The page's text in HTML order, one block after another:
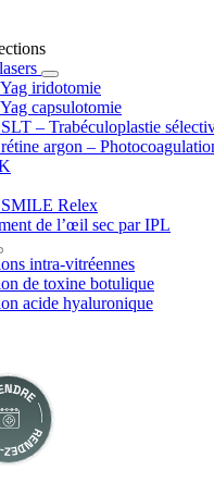
iridotomie
capsulotomie
– Trabéculoplastie
argon –
Relex
de l’œil sec par IPL
intra-vitréennes
de toxine botulique
acide hyaluronique